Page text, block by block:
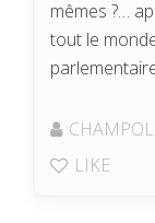
mêmes ?…
tout le
CHAMPOL
LIKE